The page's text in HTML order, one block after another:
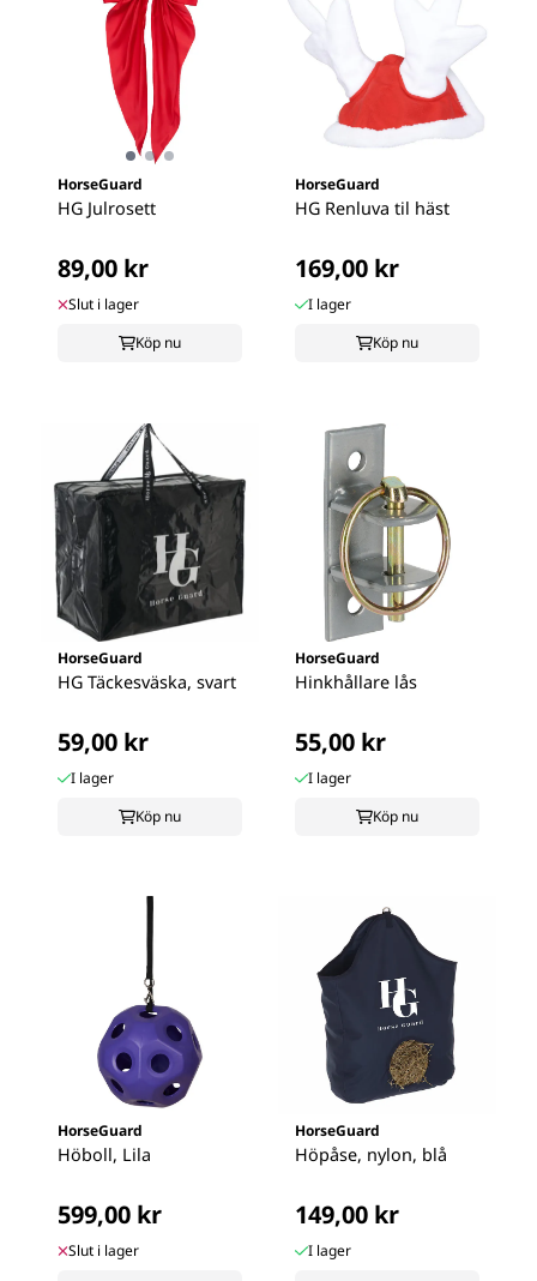
HorseGuard
HG Julrosett
89,00 kr
Slut i lager
Köp nu
HorseGuard
HG Renluva til häst
169,00 kr
I lager
Köp nu
HorseGuard
HG Täckesväska, svart
59,00 kr
I lager
Köp nu
HorseGuard
Hinkhållare lås
55,00 kr
I lager
Köp nu
HorseGuard
Höboll, Lila
599,00 kr
Slut i lager
HorseGuard
Höpåse, nylon, blå
149,00 kr
I lager